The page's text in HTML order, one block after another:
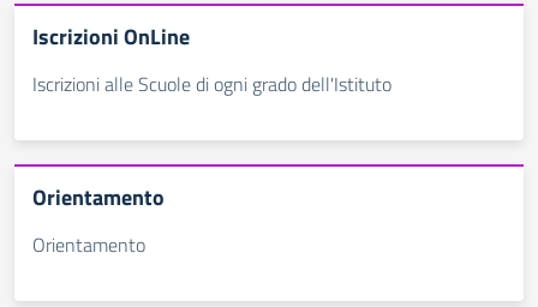
Iscrizioni OnLine
Iscrizioni alle Scuole di ogni grado dell'Istituto
Orientamento
Orientamento